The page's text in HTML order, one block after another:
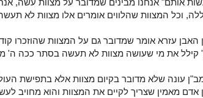
וכל המצוות שהלווים אומרים אלו מצוות לא
האבן עזרא אומר שמדובר גם על המצוות שהוזכרו
קילל את מי שעושה מצוות לא תעשה בסתר ככה ה'
עונה שלא מדובר בקיום מצוות אלא בתפישת
אדם מאמין שצריך לקיים את המצוות והוא מחויב